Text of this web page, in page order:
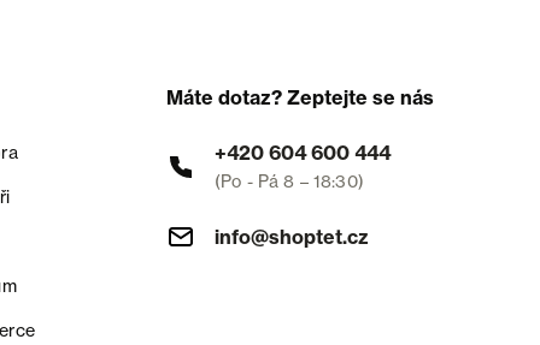
Máte dotaz? Zeptejte se nás
+420 604 600 444
(Po - Pá 8 – 18:30)
info@shoptet.cz